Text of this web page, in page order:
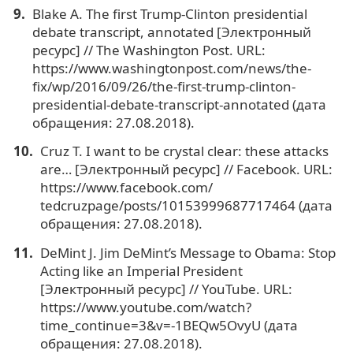
Blake A. The first Trump-Clinton presidential
debate transcript, annotated [Электронный
ресурс] // The Washington Post. URL:
https://www.washingtonpost.com/news/the-
fix/wp/2016/09/26/the-first-trump-clinton-
presidential-debate-transcript-annotated (дата
обращения: 27.08.2018).
Cruz T. I want to be crystal clear: these attacks
are… [Электронный ресурс] // Facebook. URL:
https://www.facebook.com/
tedcruzpage/posts/10153999687717464 (дата
обращения: 27.08.2018).
DeMint J. Jim DeMint’s Message to Obama: Stop
Acting like an Imperial President
[Электронный ресурс] // YouTube. URL:
https://www.youtube.com/watch?
time_continue=3&v=-1BEQw5OvyU (дата
обращения: 27.08.2018).